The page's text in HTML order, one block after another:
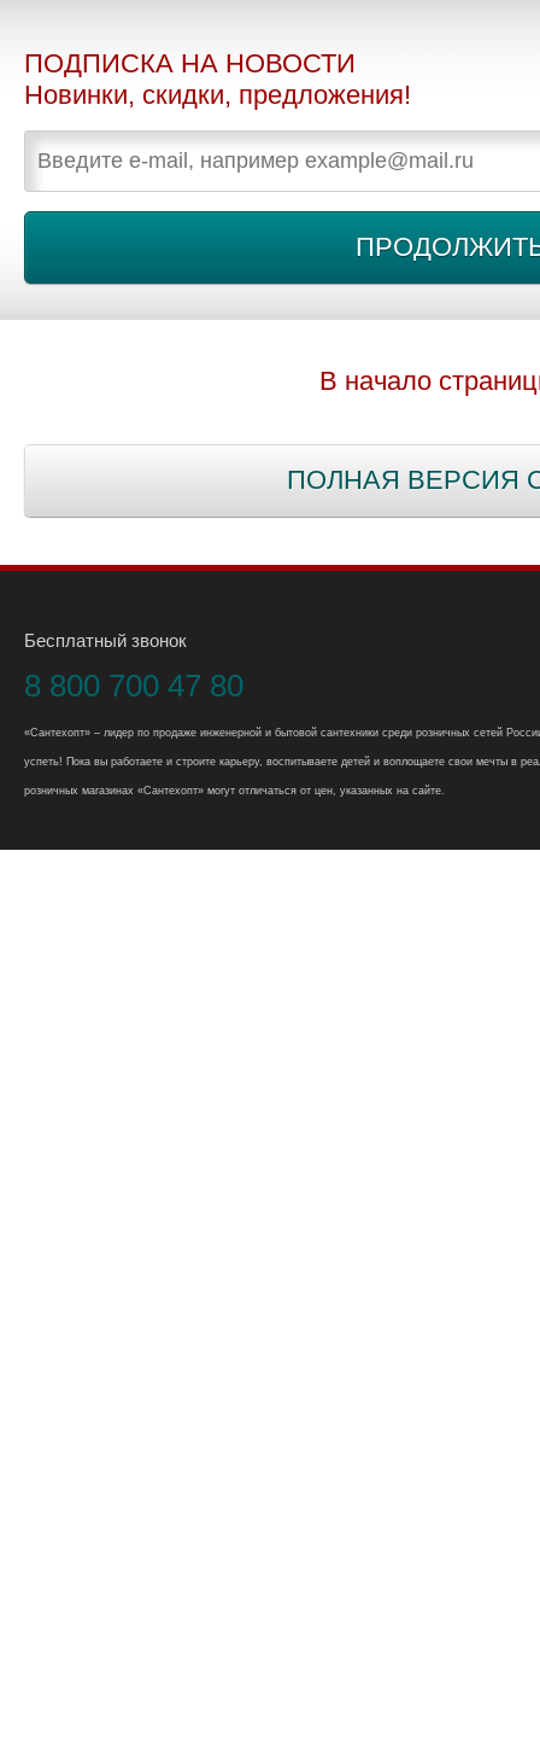
ПОДПИСКА НА НОВОСТИ
Новинки, скидки, предложения!
В начало
ПОЛНАЯ ВЕРСИЯ
Бесплатный звонок
8 800 700 47 80
«Сантехопт» – лидер по продаже инженерной и бытовой сантехники среди розничных сетей
успеть! Пока вы работаете и строите карьеру, воспитываете детей и воплощаете свои мечты в
розничных магазинах «Сантехопт» могут отличаться от цен, указанных на сайте.